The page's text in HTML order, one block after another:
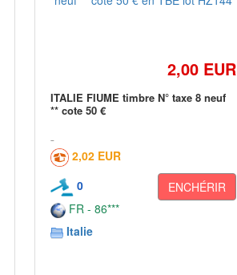
2,00 EUR
ITALIE FIUME timbre N° taxe 8 neuf
** cote 50 €
2,02 EUR
0
ENCHÉRIR
FR - 86***
Italie